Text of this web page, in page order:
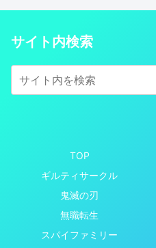
サイト内検索
TOP
ギルティサークル
鬼滅の刃
無職転生
スパイファミリー